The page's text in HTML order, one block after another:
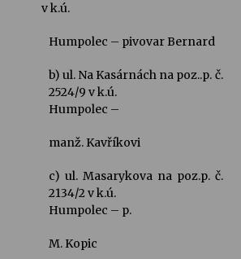
v k.ú.
Humpolec – pivovar Bernard
b) ul. Na Kasárnách na poz..p. č.
2524/9 v k.ú.
Humpolec –
manž. Kavříkovi
c) ul. Masarykova na poz.p. č.
2134/2 v k.ú.
Humpolec – p.
M. Kopic